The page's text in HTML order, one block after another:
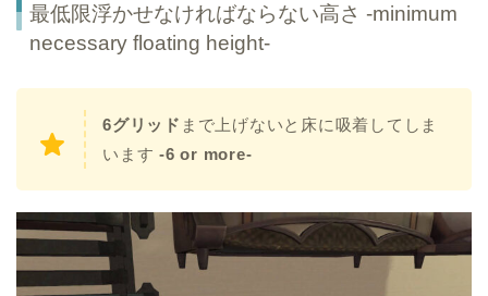
最低限浮かせなければならない高さ -minimum
necessary floating height-
6グリッド まで上げないと床に吸着してしま
います-6 or more-